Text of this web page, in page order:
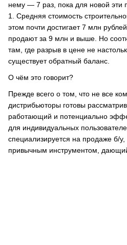
нему — 7 раз, пока для новой эти
1. Средняя стоимость
этом почти достигает 7 млн
продают за 9 млн и выше. Но
там, где разрыв в цене не
существует обратный баланс.
О чём это говорит?
Прежде всего о том, что не все
дистрибьюторы готовы
работающий и потенциально
для индивидуальных
специализируется на продаже б/
привычным инструментом, дающий